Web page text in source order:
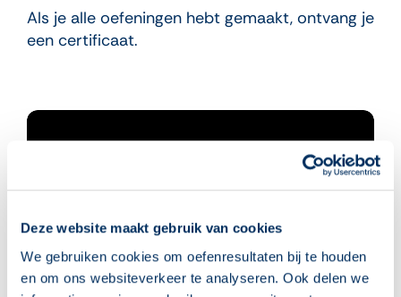
Deze website maakt gebruik van cookies
We gebruiken cookies om oefenresultaten bij te houden
en om ons websiteverkeer te analyseren. Ook delen we
Als je alle oefeningen hebt gemaakt, ontvang je
een certificaat.